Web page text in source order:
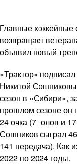
Главные хоккейные
возвращает
объявил новый
«Трактор»
Никитой
сезон в «Сибири»,
прошлом сезоне он
24 очка (7 голов и
Сошников сыграл
141 передача). Как
2022 по 2024 годы.